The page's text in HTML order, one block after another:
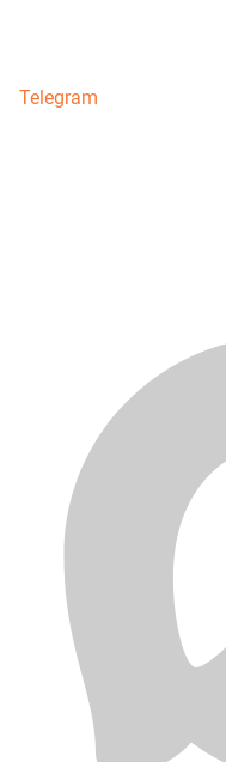
Telegram